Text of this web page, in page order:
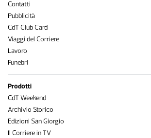
Contatti
Pubblicità
CdT Club Card
Viaggi del Corriere
Lavoro
Funebri
Prodotti
CdT Weekend
Archivio Storico
Edizioni San Giorgio
Il Corriere in TV